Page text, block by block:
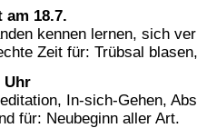
am 18.7.
kennen lernen, sich
Zeit für: Trübsal
Uhr
In-sich-Gehen,
für: Neubeginn aller Art.